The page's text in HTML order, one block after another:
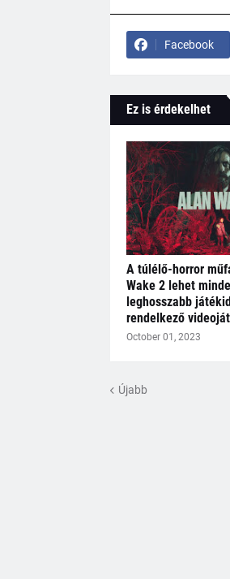
Facebook
Ez is érdekelhet
A túlélő-horror
Wake 2 lehet
leghosszabb
rendelkező
October 01, 2023
Újabb